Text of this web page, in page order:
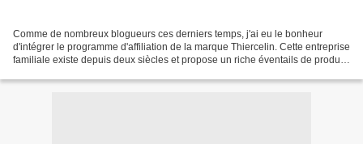
Comme de nombreux blogueurs ces derniers temps, j'ai eu le bonheur
d'intégrer le programme d'affiliation de la marque Thiercelin. Cette entreprise
familiale existe depuis deux siècles et propose un riche éventails de produits